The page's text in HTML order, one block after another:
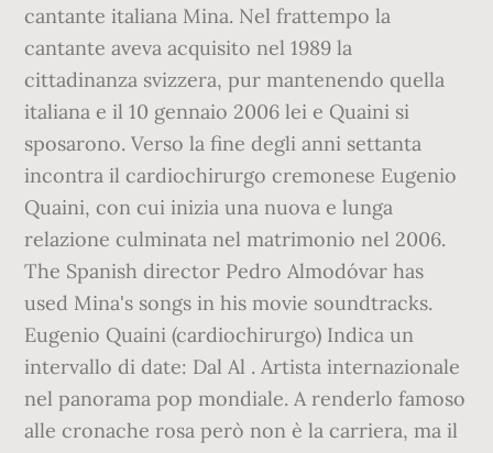
cantante italiana Mina. Nel frattempo la
cantante aveva acquisito nel 1989 la
cittadinanza svizzera, pur mantenendo quella
italiana e il 10 gennaio 2006 lei e Quaini si
sposarono. Verso la fine degli anni settanta
incontra il cardiochirurgo cremonese Eugenio
Quaini, con cui inizia una nuova e lunga
relazione culminata nel matrimonio nel 2006.
The Spanish director Pedro Almodóvar has
used Mina's songs in his movie soundtracks.
Eugenio Quaini (cardiochirurgo) Indica un
intervallo di date: Dal Al . Artista internazionale
nel panorama pop mondiale. A renderlo famoso
alle cronache rosa però non è la carriera, ma il